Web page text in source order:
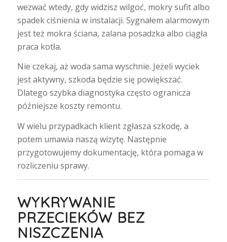
wezwać wtedy, gdy widzisz wilgoć, mokry sufit albo
spadek ciśnienia w instalacji. Sygnałem alarmowym
jest też mokra ściana, zalana posadzka albo ciągła
praca kotła.
Nie czekaj, aż woda sama wyschnie. Jeżeli wyciek
jest aktywny, szkoda będzie się powiększać.
Dlatego szybka diagnostyka często ogranicza
późniejsze koszty remontu.
W wielu przypadkach klient zgłasza szkodę, a
potem umawia naszą wizytę. Następnie
przygotowujemy dokumentację, która pomaga w
rozliczeniu sprawy.
WYKRYWANIE
PRZECIEKÓW BEZ
NISZCZENIA